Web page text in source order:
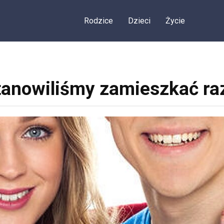
Rodzice Dzieci Życie
zamieszkać